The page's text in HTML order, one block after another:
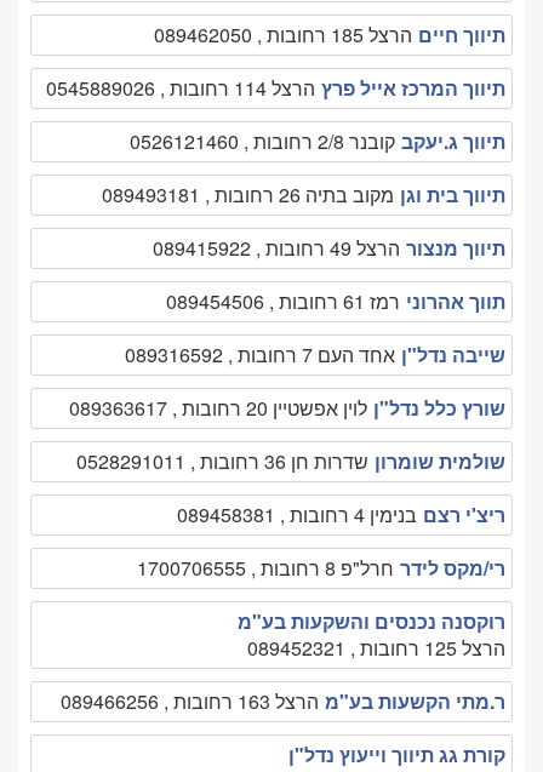
תיווך חיים הרצל 185 רחובות , 089462050
תיווך המרכז אייל פרץ הרצל 114 רחובות , 0545889026
תיווך ג.יעקב קובנר 2/8 רחובות , 0526121460
תיווך בית וגן מקוב בתיה 26 רחובות , 089493181
תיווך מנצור הרצל 49 רחובות , 089415922
תווך אהרוני רמז 61 רחובות , 089454506
שייבה נדל"ן אחד העם 7 רחובות , 089316592
שורץ כלל נדל"ן לוין אפשטיין 20 רחובות , 089363617
שולמית שומרון שדרות חן 36 רחובות , 0528291011
ריצ'י רצם בנימין 4 רחובות , 089458381
רי/מקס לידר חרל"פ 8 רחובות , 1700706555
רוקסנה נכנסים והשקעות בע"מ
הרצל 125 רחובות , 089452321
ר.מתי הקשעות בע"מ הרצל 163 רחובות , 089466256
קורת גג תיווך וייעוץ נדל"ן